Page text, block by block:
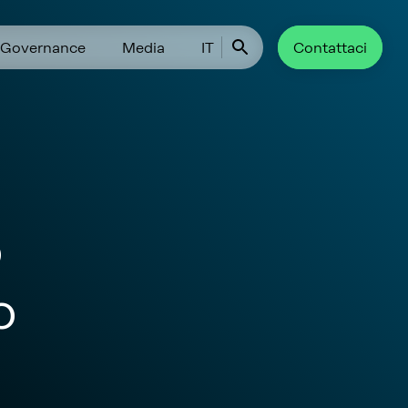
Governance Media IT Contattaci